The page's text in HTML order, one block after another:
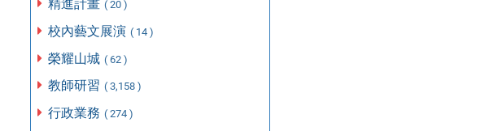
精進計畫 ( 20 )
校內藝文展演 ( 14 )
榮耀山城 ( 62 )
教師研習 ( 3,158 )
行政業務 ( 274 )